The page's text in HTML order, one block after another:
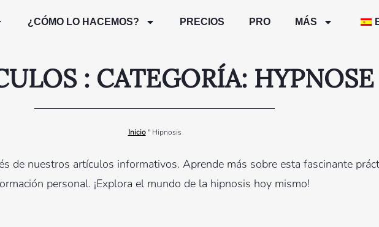
¿CÓMO LO HACEMOS? PRECIOS PRO MÁS
: CATEGORÍA: HYPNOSE
Inicio" Hipnosis
de nuestros artículos informativos. Aprende más sobre esta fascinante
personal. ¡Explora el mundo de la hipnosis hoy mismo!